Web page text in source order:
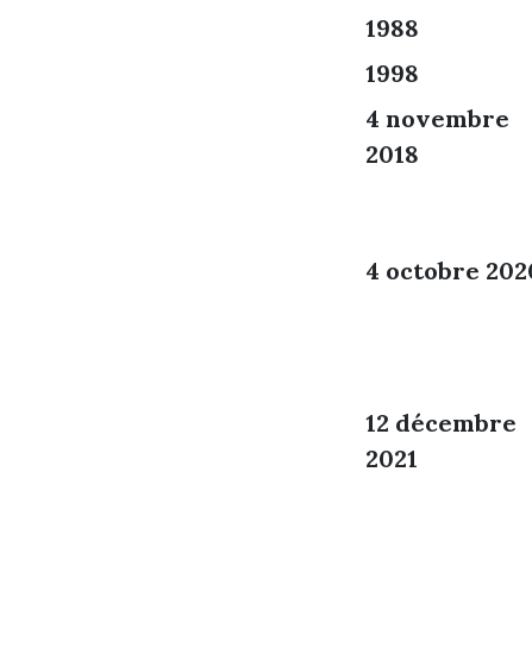
1988
1998
4 novembre
2018
4 octobre
12 décembre
2021